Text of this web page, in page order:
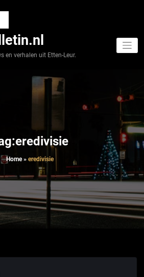
en verhalen uit Etten-Leur.
Home» eredivisie